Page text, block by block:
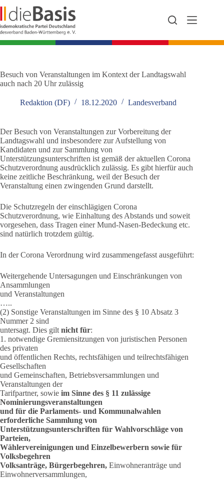
Inhalt
springen
Besuch von Veranstaltungen im Kontext der Landtagswahl
auch nach 20 Uhr zulässig
Redaktion (DF) 18.12.2020 Landesverband
Der Besuch von Veranstaltungen zur Vorbereitung der
Landtagswahl und insbesondere zur Aufstellung von
Kandidaten und zur Sammlung von
Unterstützungsunterschriften ist gemäß der aktuellen Corona
Schutzverordnung ausdrücklich zulässig. Es gibt hierfür auch
keine zeitliche Beschränkung, weil der Besuch der
Veranstaltung einen zwingenden Grund darstellt.
Die Schutzregeln der einschlägigen Corona
Schutzverordnung, wie Einhaltung des Abstands und soweit
vorgesehen, dass Tragen einer Mund-Nasen-Bedeckung etc.
sind natürlich trotzdem gültig.
In der Corona Verordnung wird zusammengefasst ausgeführt:
Weitergehende Untersagungen und Einschränkungen von
Ansammlungen
und Veranstaltungen
…..
(2) Sonstige Veranstaltungen im Sinne des § 10 Absatz 3
Nummer 2 sind
untersagt. Dies gilt nicht für:
1. notwendige Gremiensitzungen von juristischen Personen
des privaten
und öffentlichen Rechts, rechtsfähigen und teilrechtsfähigen
Gesellschaften
und Gemeinschaften, Betriebsversammlungen und
Veranstaltungen der
Tarifpartner, sowie im Sinne des § 11 zulässige
Nominierungsveranstaltungen
und für die Parlaments- und Kommunalwahlen
erforderliche Sammlung von
Unterstützungsunterschriften für Wahlvorschläge von
Parteien,
Wählervereinigungen und Einzelbewerbern sowie für
Volksbegehren
Volksanträge, Bürgerbegehren, Einwohneranträge und
Einwohnerversammlungen,